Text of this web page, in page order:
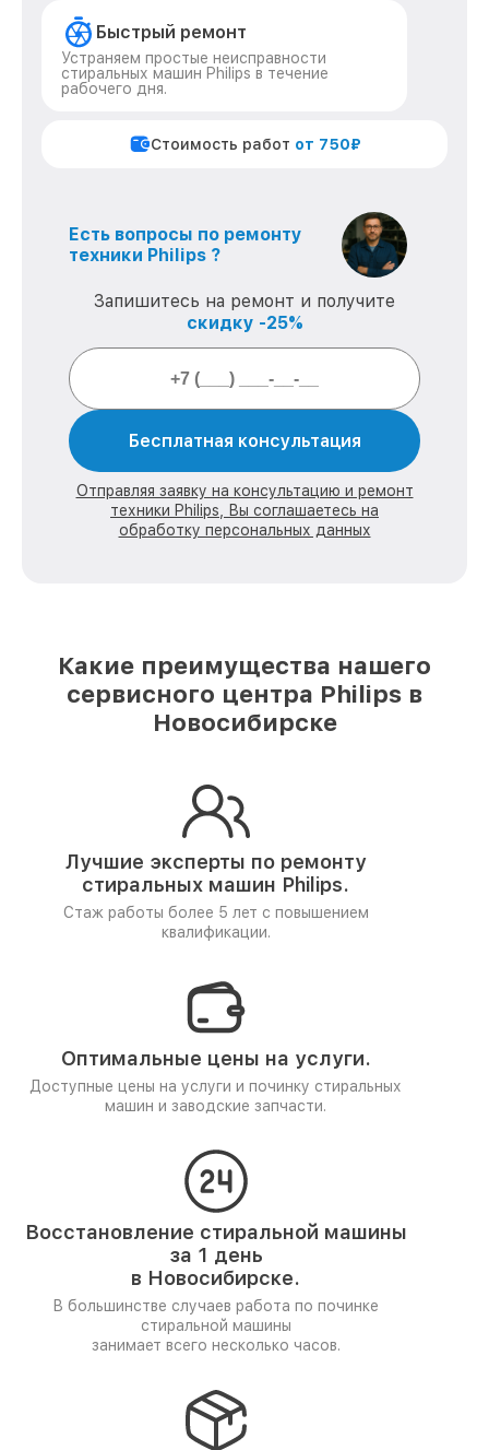
Быстрый ремонт
Устраняем простые неисправности
стиральных машин Philips в течение
рабочего дня.
Стоимость работ от 750₽
Есть вопросы по ремонту
техники Philips ?
Запишитесь на ремонт и получите
скидку -25%
Бесплатная консультация
Отправляя заявку на консультацию и ремонт
техники Philips, Вы соглашаетесь на
обработку персональных данных
Какие преимущества нашего
сервисного центра Philips в
Новосибирске
Лучшие эксперты по ремонту
стиральных машин Philips.
Стаж работы более 5 лет с повышением
квалификации.
Оптимальные цены на услуги.
Доступные цены на услуги и починку стиральных
машин и заводские запчасти.
Восстановление стиральной машины
за 1 день
в Новосибирске.
В большинстве случаев работа по починке
стиральной машины
занимает всего несколько часов.